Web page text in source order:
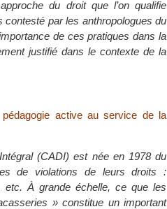
du droit que l’on qualifie
contesté par les anthropologues du
de ces pratiques dans la
justifié dans le contexte de la
active au service de la
(CADI) est née en 1978 du
de violations de leurs droits :
etc. À grande échelle, ce que les
» constitue un important